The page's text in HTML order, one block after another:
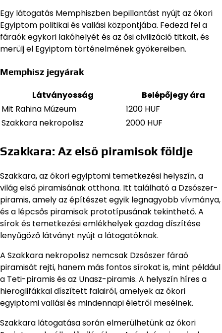
Egy látogatás Memphiszben bepillantást nyújt az ókori
Egyiptom politikai és vallási központjába. Fedezd fel a
fáraók egykori lakóhelyét és az ősi civilizáció titkait, és
merülj el Egyiptom történelmének gyökereiben.
Memphisz jegyárak
Látványosság
Belépőjegy ára
Mit Rahina Múzeum
1200 HUF
Szakkara nekropolisz
2000 HUF
Szakkara: Az első piramisok földje
Szakkara, az ókori egyiptomi temetkezési helyszín, a
világ első piramisának otthona. Itt található a Dzsószer-
piramis, amely az építészet egyik legnagyobb vívmánya,
és a lépcsős piramisok prototípusának tekinthető. A
sírok és temetkezési emlékhelyek gazdag díszítése
lenyűgöző látványt nyújt a látogatóknak.
A Szakkara nekropolisz nemcsak Dzsószer fáraó
piramisát rejti, hanem más fontos sírokat is, mint például
a Teti-piramis és az Unasz-piramis. A helyszín híres a
hieroglifákkal díszített falairól, amelyek az ókori
egyiptomi vallási és mindennapi életről mesélnek.
Szakkara látogatása során elmerülhetünk az ókori